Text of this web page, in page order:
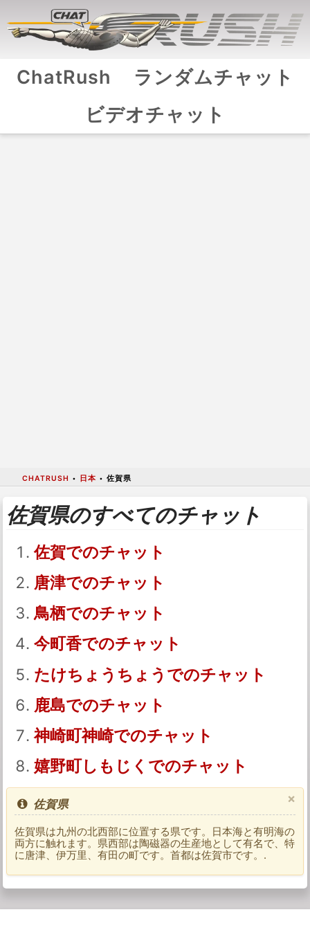
ChatRush
ランダムチャット
ビデオチャット
CHATRUSH • 日本 • 佐賀県
佐賀県のすべてのチャット
佐賀でのチャット
唐津でのチャット
鳥栖でのチャット
今町香でのチャット
たけちょうちょうでのチャット
鹿島でのチャット
神崎町神崎でのチャット
嬉野町しもじくでのチャット
×
佐賀県
佐賀県は九州の北西部に位置する県です。日本海と有明海の
両方に触れます。県西部は陶磁器の生産地として有名で、特
に唐津、伊万里、有田の町です。首都は佐賀市です。.